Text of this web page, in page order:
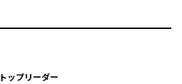
トップリーダー